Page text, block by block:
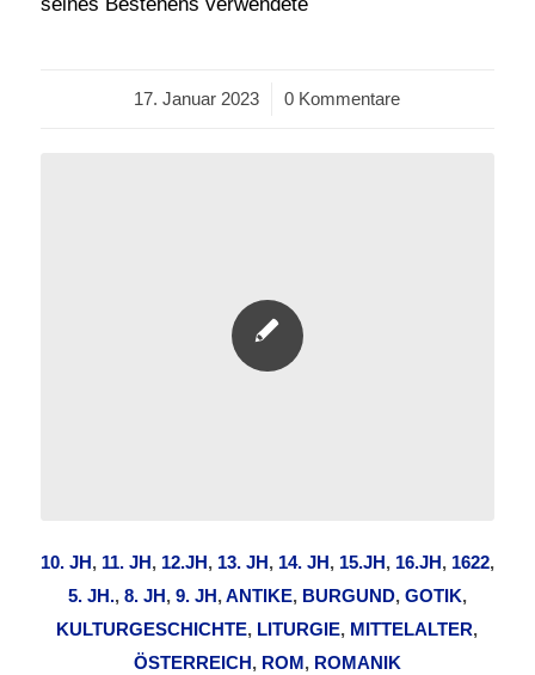
17. Januar 2023
/ 0 Kommentare
10. JH, 11. JH, 12.JH, 13. JH, 14. JH, 15.JH, 16.JH, 1622,
5. JH., 8. JH, 9. JH,ANTIKE, BURGUND, GOTIK,
KULTURGESCHICHTE, LITURGIE, MITTELALTER,
ÖSTERREICH, ROM, ROMANIK